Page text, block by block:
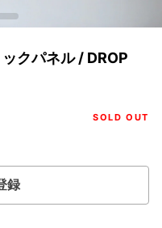
クパネル / DROP
SOLD OUT
録